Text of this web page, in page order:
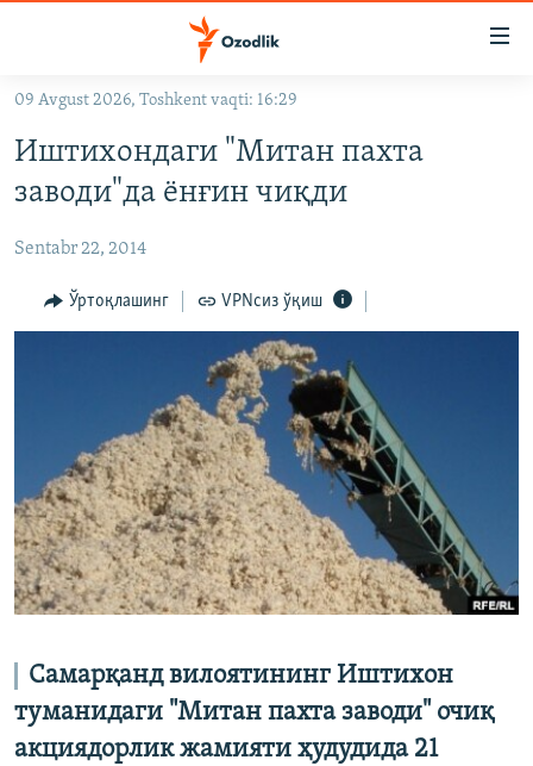
Асосий
навигацияга
ўтингOZODARXIV
Озодлик бошқа тилларда
09 Avgust 2026, Toshkent vaqti: 16:29
Иштихондаги "Митан пахта
заводи"да ёнғин чиқди
Sentabr 22, 2014
Ўртоқлашинг VPNсиз ўқиш
Самарқанд вилоятининг Иштихон
туманидаги "Митан пахта заводи" очиқ
акциядорлик жамияти ҳудудида 21